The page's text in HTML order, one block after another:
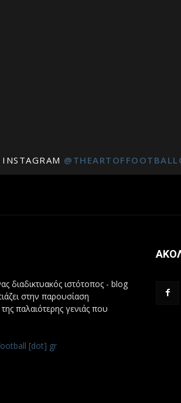
διαδικτυακός ιστότοπος - blog
στην παρουσίαση
παλαιότερης γενιάς που
[dot] gr